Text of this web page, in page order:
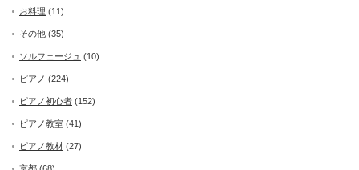
お料理 (11)
その他 (35)
ソルフェージュ (10)
ピアノ (224)
ピアノ初心者 (152)
ピアノ教室 (41)
ピアノ教材 (27)